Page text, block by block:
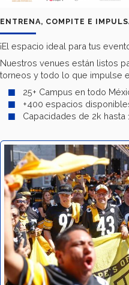
ENTRENA, COMPITE E
¡El espacio ideal para tus
Nuestros venues están listos
torneos y todo lo que impulse
25+ Campus en todo
+400 espacios
Capacidades de 2k hasta